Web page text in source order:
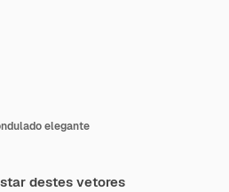
elegante
destes vetores